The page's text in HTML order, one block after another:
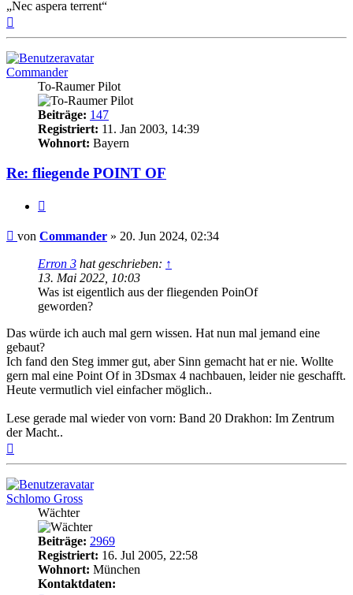
„Nec aspera terrent“
Commander
To-Raumer Pilot
Beiträge: 147
Registriert: 11. Jan 2003, 14:39
Wohnort: Bayern
Re: fliegende POINT OF
Beitrag
von Commander » 20. Jun 2024, 02:34
Erron 3 hat geschrieben: ↑
13. Mai 2022, 10:03
Was ist eigentlich aus der fliegenden PoinOf
geworden?
Das würde ich auch mal gern wissen. Hat nun mal jemand eine
gebaut?
Ich fand den Steg immer gut, aber Sinn gemacht hat er nie. Wollte
gern mal eine Point Of in 3Dsmax 4 nachbauen, leider nie geschafft.
Heute vermutlich viel einfacher möglich..
Lese gerade mal wieder von vorn: Band 20 Drakhon: Im Zentrum
der Macht..
Schlomo Gross
Wächter
Beiträge: 2969
Registriert: 16. Jul 2005, 22:58
Wohnort: München
Kontaktdaten: